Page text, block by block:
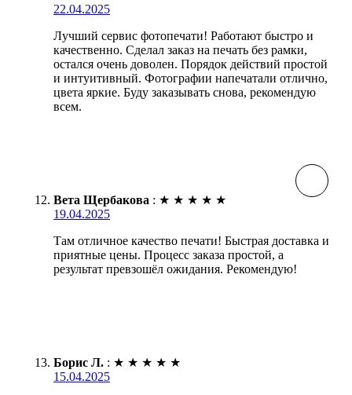
22.04.2025
Лучший сервис фотопечати! Работают быстро и
качественно. Сделал заказ на печать без рамки,
остался очень доволен. Порядок действий простой
и интуитивный. Фотографии напечатали отлично,
цвета яркие. Буду заказывать снова, рекомендую
всем.
Вета Щербакова : ★ ★ ★ ★ ★
19.04.2025
Там отличное качество печати! Быстрая доставка и
приятные цены. Процесс заказа простой, а
результат превзошёл ожидания. Рекомендую!
Борис Л. : ★ ★ ★ ★ ★
15.04.2025